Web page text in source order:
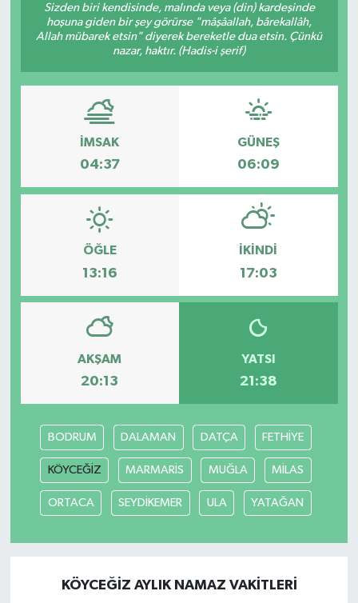
Sizden biri kendisinde, malında veya (din) kardeşinde
hoşuna giden bir şey görürse "mâşâallah, bârekallâh,
Allah mübarek etsin" diyerek bereketle dua etsin. Çünkü
nazar, haktır. (Hadis-i şerif)
İMSAK
04:37
GÜNEŞ
06:09
ÖĞLE
13:16
İKINDI
17:03
AKŞAM
20:13
YATSI
21:38
BODRUM DALAMAN DATÇA FETHİYE
KÖYCEĞİZ MARMARİS MUĞLA MİLAS
ORTACA SEYDİKEMER ULA YATAĞAN
KÖYCEĞİZ AYLIK NAMAZ VAKITLERI
DEVREK
DÜZCE
EREĞLİ
GÖKÇEBEY
KARABÜK
KASTAMONU